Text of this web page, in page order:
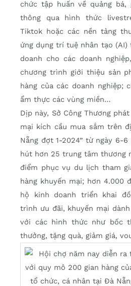
chức tập huấn về quảng bá,
thông qua hình thức
Tiktok hoặc các nền tảng
ứng dụng trí tuệ nhân tạo (AI)
doanh cho các doanh
chương trình giới thiệu sản
hàng của các doanh nghiệp;
ẩm thực các vùng miền…
Dịp này, Sở Công Thương
mại kích cầu mua sắm trên
Nẵng đợt 1-2024” từ ngày 6-
hút hơn 25 trung tâm thương
điểm phục vụ du lịch tham
hàng khuyến mại; hơn 4.000
hộ kinh doanh triển khai
trình ưu đãi, khuyến mại
với các hình thức như bốc
thưởng, tặng quà, giảm giá,